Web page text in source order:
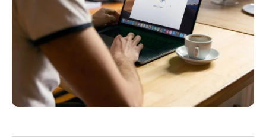
Spřátelené účetní
Katalog doplňků
Jak se vyznat ve fakturaci
Blog
mini akademie
Fakturační poradna